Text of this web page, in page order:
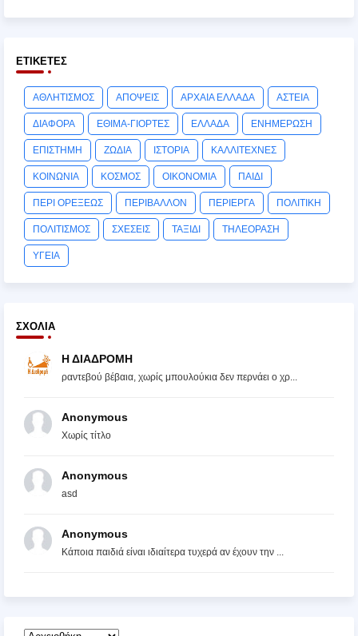
ΕΤΙΚΈΤΕΣ
ΑΘΛΗΤΙΣΜΟΣ ΑΠΟΨΕΙΣ ΑΡΧΑΙΑ ΕΛΛΑΔΑ ΑΣΤΕΙΑ
ΔΙΑΦΟΡΑ ΕΘΙΜΑ-ΓΙΟΡΤΕΣ ΕΛΛΑΔΑ ΕΝΗΜΕΡΩΣΗ
ΕΠΙΣΤΗΜΗ ΖΩΔΙΑ ΙΣΤΟΡΙΑ ΚΑΛΛΙΤΕΧΝΕΣ
ΚΟΙΝΩΝΙΑ ΚΟΣΜΟΣ ΟΙΚΟΝΟΜΙΑ ΠΑΙΔΙ
ΠΕΡΙ ΟΡΕΞΕΩΣ ΠΕΡΙΒΑΛΛΟΝ ΠΕΡΙΕΡΓΑ ΠΟΛΙΤΙΚΗ
ΠΟΛΙΤΙΣΜΟΣ ΣΧΕΣΕΙΣ ΤΑΞΙΔΙ ΤΗΛΕΟΡΑΣΗ
ΥΓΕΙΑ
ΣΧΌΛΙΑ
Η ΔΙΑΔΡΟΜΗ
ραντεβού βέβαια, χωρίς μπουλούκια δεν περνάει ο χρ...
Anonymous
Χωρίς τίτλο
Anonymous
asd
Anonymous
Κάποια παιδιά είναι ιδιαίτερα τυχερά αν έχουν την ...